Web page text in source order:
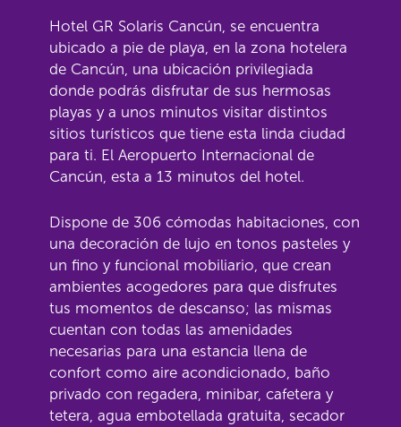
Hotel GR Solaris Cancún, se encuentra
ubicado a pie de playa, en la zona hotelera
de Cancún, una ubicación privilegiada
donde podrás disfrutar de sus hermosas
playas y a unos minutos visitar distintos
sitios turísticos que tiene esta linda ciudad
para ti. El Aeropuerto Internacional de
Cancún, esta a 13 minutos del hotel.
Dispone de 306 cómodas habitaciones, con
una decoración de lujo en tonos pasteles y
un fino y funcional mobiliario, que crean
ambientes acogedores para que disfrutes
tus momentos de descanso; las mismas
cuentan con todas las amenidades
necesarias para una estancia llena de
confort como aire acondicionado, baño
privado con regadera, minibar, cafetera y
tetera, agua embotellada gratuita, secador